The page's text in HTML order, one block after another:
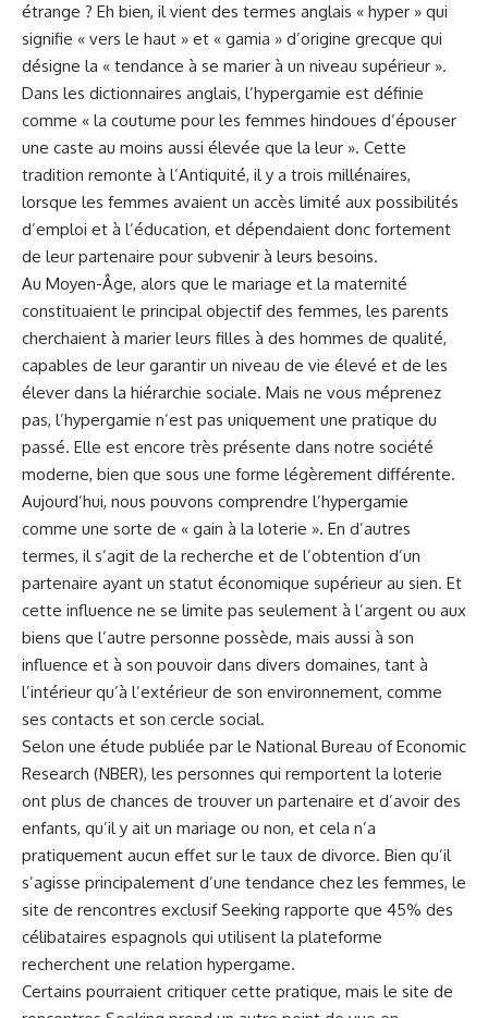
étrange‍ ? Eh bien, il vient​ des termes anglais « hyper » qui
signifie « vers le haut » et « gamia » ​d’origine grecque qui
désigne la « tendance à ‍se marier ​à un niveau supérieur ».
Dans ​les dictionnaires anglais, l’hypergamie est ‍définie
comme « la coutume pour ​les femmes hindoues d’épouser
une caste au⁤ moins aussi élevée que la leur ».‌ Cette
tradition remonte à l’Antiquité, il y a trois millénaires,
lorsque ⁤les femmes avaient un accès limité aux possibilités
d’emploi et à l’éducation, et dépendaient donc fortement
‍de leur partenaire pour subvenir à leurs besoins.
Au Moyen-Âge, alors que le mariage et la maternité
constituaient le principal objectif ⁤des femmes, les parents
cherchaient à‌ marier leurs⁤ filles à des hommes de qualité,
capables de ‌leur garantir un niveau de ⁢vie élevé et de les
élever dans la ⁢hiérarchie sociale. ‌Mais ne vous méprenez
pas, l’hypergamie n’est pas uniquement une pratique du
passé. Elle est encore très‌ présente dans notre société
moderne, bien‌ que sous une forme légèrement différente.
Aujourd’hui, nous pouvons comprendre l’hypergamie
comme une sorte de « gain à la loterie ». En d’autres
termes, il s’agit de ⁢la​ recherche et de l’obtention d’un⁣
partenaire ayant un statut économique supérieur au sien. Et
cette influence ne se ​limite pas seulement à l’argent ou ⁣aux
biens que ⁣l’autre personne possède, mais aussi à ‌son
‌influence et⁢ à son pouvoir dans divers domaines, tant à
‍l’intérieur⁣ qu’à l’extérieur de son ⁣environnement, comme
ses contacts et son cercle social.
Selon‍ une étude publiée par le National Bureau of Economic
Research (NBER), les personnes qui⁢ remportent la loterie
ont‍ plus de chances de trouver‍ un partenaire et d’avoir des‍
enfants, qu’il y ait un mariage ou non, et cela n’a
pratiquement ‌aucun effet sur le taux de divorce. Bien qu’il
s’agisse principalement d’une tendance chez les femmes, le
site ‍de rencontres exclusif Seeking rapporte que 45% des
célibataires ⁢espagnols qui utilisent la plateforme
⁤recherchent une relation hypergame.
Certains pourraient ‌critiquer cette ​pratique, mais le site de⁣